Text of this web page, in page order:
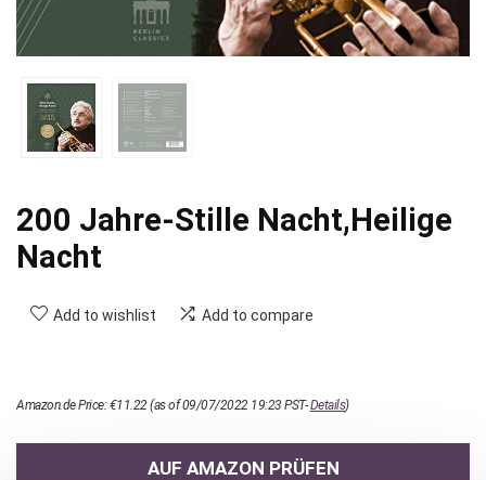
200 Jahre-Stille Nacht,Heilige
Nacht
Add to wishlist Add to compare
Amazon.de Price:€11.22 (as of 09/07/2022 19:23 PST-Details)
AUF AMAZON PRÜFEN